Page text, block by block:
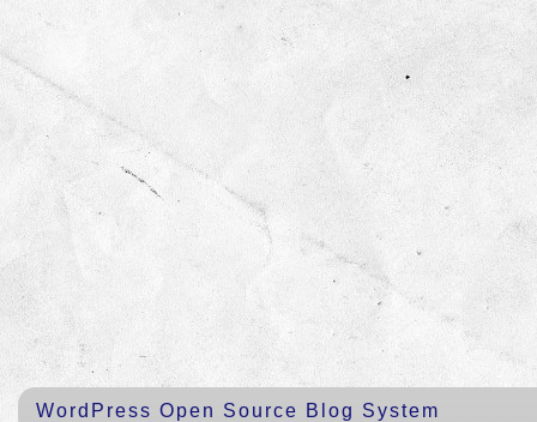
WordPress Open Source Blog System